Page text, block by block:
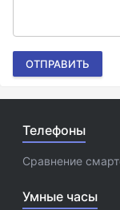
ОТПРАВИТЬ
Телефоны
Сравнение
Умные часы